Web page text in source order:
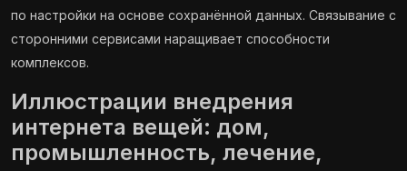
по настройки на основе сохранённой данных. Связывание с
сторонними сервисами наращивает способности
комплексов.
Иллюстрации внедрения
интернета вещей: дом,
промышленность, лечение,